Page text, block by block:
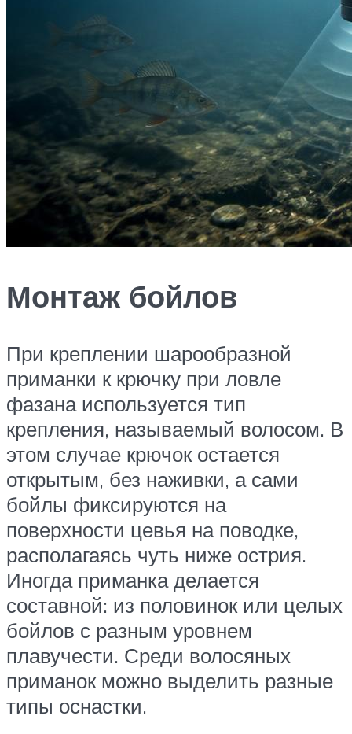
Монтаж бойлов
При креплении шарообразной
приманки к крючку при ловле
фазана используется тип
крепления, называемый волосом. В
этом случае крючок остается
открытым, без наживки, а сами
бойлы фиксируются на
поверхности цевья на поводке,
располагаясь чуть ниже острия.
Иногда приманка делается
составной: из половинок или целых
бойлов с разным уровнем
плавучести. Среди волосяных
приманок можно выделить разные
типы оснастки.